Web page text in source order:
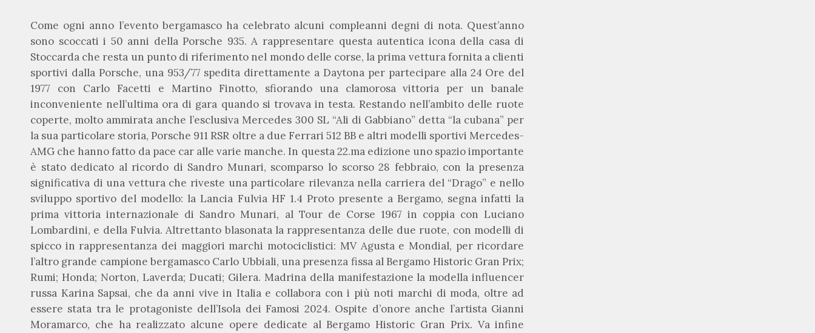
Come ogni anno l’evento bergamasco ha celebrato alcuni compleanni degni di nota. Quest’anno
sono scoccati i 50 anni della Porsche 935. A rappresentare questa autentica icona della casa di
Stoccarda che resta un punto di riferimento nel mondo delle corse, la prima vettura fornita a clienti
sportivi dalla Porsche, una 953/77 spedita direttamente a Daytona per partecipare alla 24 Ore del
1977 con Carlo Facetti e Martino Finotto, sfiorando una clamorosa vittoria per un banale
inconveniente nell’ultima ora di gara quando si trovava in testa. Restando nell’ambito delle ruote
coperte, molto ammirata anche l’esclusiva Mercedes 300 SL “Ali di Gabbiano” detta “la cubana” per
la sua particolare storia, Porsche 911 RSR oltre a due Ferrari 512 BB e altri modelli sportivi Mercedes-
AMG che hanno fatto da pace car alle varie manche. In questa 22.ma edizione uno spazio importante
è stato dedicato al ricordo di Sandro Munari, scomparso lo scorso 28 febbraio, con la presenza
significativa di una vettura che riveste una particolare rilevanza nella carriera del “Drago” e nello
sviluppo sportivo del modello: la Lancia Fulvia HF 1.4 Proto presente a Bergamo, segna infatti la
prima vittoria internazionale di Sandro Munari, al Tour de Corse 1967 in coppia con Luciano
Lombardini, e della Fulvia. Altrettanto blasonata la rappresentanza delle due ruote, con modelli di
spicco in rappresentanza dei maggiori marchi motociclistici: MV Agusta e Mondial, per ricordare
l’altro grande campione bergamasco Carlo Ubbiali, una presenza fissa al Bergamo Historic Gran Prix;
Rumi; Honda; Norton, Laverda; Ducati; Gilera. Madrina della manifestazione la modella influencer
russa Karina Sapsai, che da anni vive in Italia e collabora con i più noti marchi di moda, oltre ad
essere stata tra le protagoniste dell’Isola dei Famosi 2024. Ospite d’onore anche l’artista Gianni
Moramarco, che ha realizzato alcune opere dedicate al Bergamo Historic Gran Prix. Va infine